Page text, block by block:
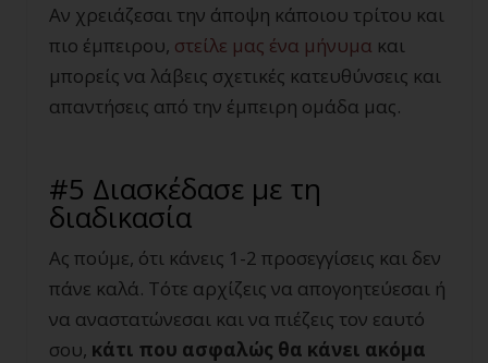
Αν χρειάζεσαι την άποψη κάποιου τρίτου και
πιο έμπειρου, στείλε μας ένα μήνυμα και
μπορείς να λάβεις σχετικές κατευθύνσεις και
απαντήσεις από την έμπειρη ομάδα μας.
#5 Διασκέδασε με τη
διαδικασία
Ας πούμε, ότι κάνεις 1-2 προσεγγίσεις και δεν
πάνε καλά. Τότε αρχίζεις να απογοητεύεσαι ή
να αναστατώνεσαι και να πιέζεις τον εαυτό
σου, κάτι που ασφαλώς θα κάνει ακόμα